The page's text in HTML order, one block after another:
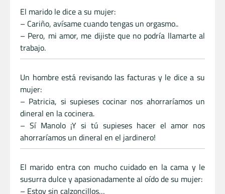
El marido le dice a su mujer:
– Cariño, avísame cuando tengas un orgasmo..
– Pero, mi amor, me dijiste que no podría llamarte al
trabajo.
Un hombre está revisando las facturas y le dice a su
mujer:
– Patricia, si supieses cocinar nos ahorraríamos un
dineral en la cocinera.
– Sí Manolo ¡Y si tú supieses hacer el amor nos
ahorraríamos un dineral en el jardinero!
El marido entra con mucho cuidado en la cama y le
susurra dulce y apasionadamente al oído de su mujer:
– Estoy sin calzoncillos…